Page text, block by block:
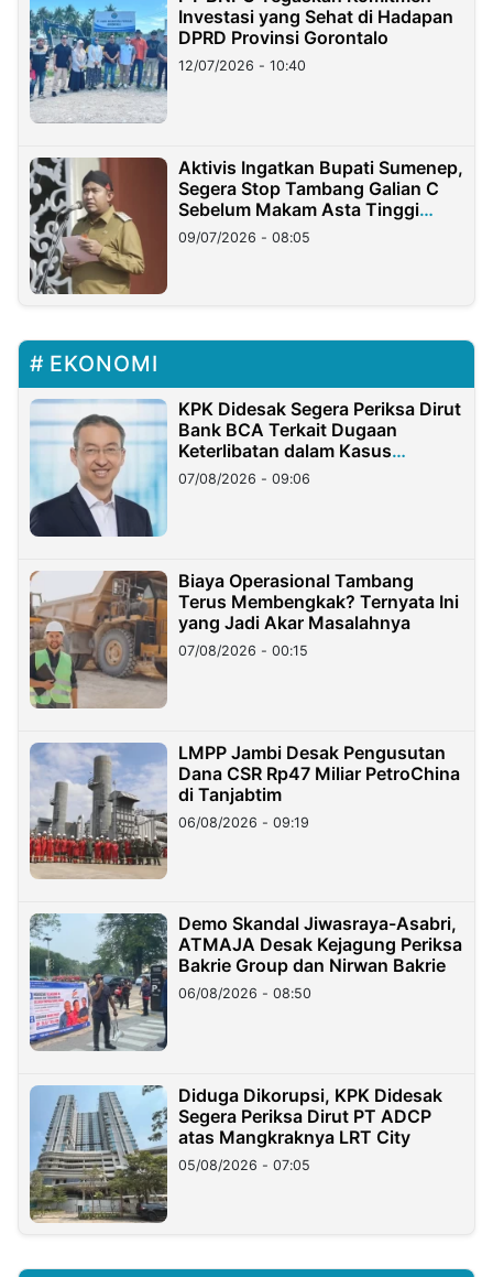
Investasi yang Sehat di Hadapan
DPRD Provinsi Gorontalo
12/07/2026 - 10:40
Aktivis Ingatkan Bupati Sumenep,
Segera Stop Tambang Galian C
Sebelum Makam Asta Tinggi
Longsor
09/07/2026 - 08:05
EKONOMI
KPK Didesak Segera Periksa Dirut
Bank BCA Terkait Dugaan
Keterlibatan dalam Kasus
Hilangnya Dana Nasabah Rp2,58
Miliar
07/08/2026 - 09:06
Biaya Operasional Tambang
Terus Membengkak? Ternyata Ini
yang Jadi Akar Masalahnya
07/08/2026 - 00:15
LMPP Jambi Desak Pengusutan
Dana CSR Rp47 Miliar PetroChina
di Tanjabtim
06/08/2026 - 09:19
Demo Skandal Jiwasraya-Asabri,
ATMAJA Desak Kejagung Periksa
Bakrie Group dan Nirwan Bakrie
06/08/2026 - 08:50
Diduga Dikorupsi, KPK Didesak
Segera Periksa Dirut PT ADCP
atas Mangkraknya LRT City
05/08/2026 - 07:05